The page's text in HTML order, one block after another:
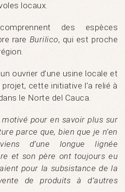
locaux.
des espèces
rare Burilico, qui est proche
ouvrier d’une usine locale et
projet, cette initiative l’a relié à
le Norte del Cauca.
pour en savoir plus sur
parce que, bien que je n’en
d’une longue lignée
et son père ont toujours eu
pour la subsistance de la
de produits à d’autres